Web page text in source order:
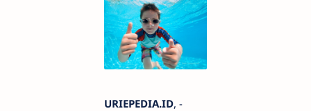
URIEPEDIA.ID, -